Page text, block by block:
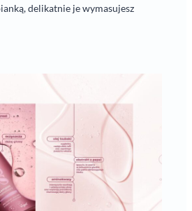
delikatnie je wymasujesz